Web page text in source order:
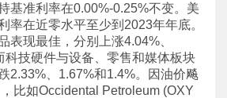
基准利率在0.00%-0.25%不变。美
率在近零水平至少到2023年年底。
表现最佳，分别上涨4.04%、
科技硬件与设备、零售和媒体板块
2.33%、1.67%和1.4%。因油价飚
比如Occidental Petroleum (OXY